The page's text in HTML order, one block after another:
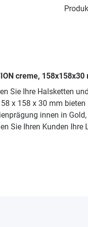
creme, 158x158x30
Sie Ihre Halsketten
x 158 x 30 mm
innen in
Sie Ihren Kunden